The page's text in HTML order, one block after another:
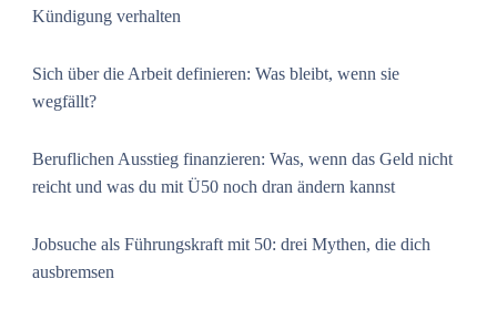
Kündigung verhalten
Sich über die Arbeit definieren: Was bleibt, wenn sie
wegfällt?
Beruflichen Ausstieg finanzieren: Was, wenn das Geld nicht
reicht und was du mit Ü50 noch dran ändern kannst
Jobsuche als Führungskraft mit 50: drei Mythen, die dich
ausbremsen